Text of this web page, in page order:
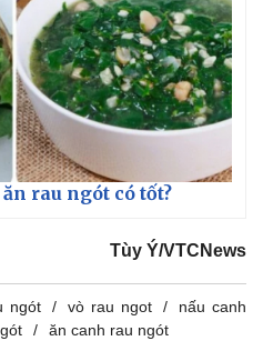
Thị trường
rau ngót có tốt?
Tùy Ý/VTCNews
ngót vò rau ngot
nấu canh
ăn canh rau ngót